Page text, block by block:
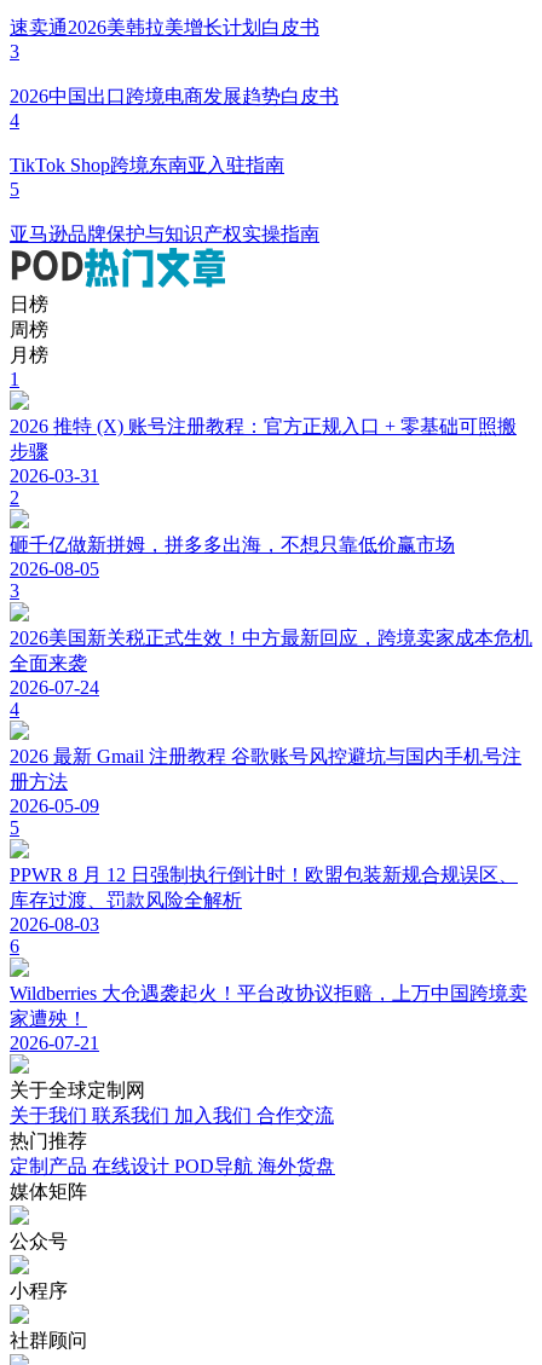
速卖通2026美韩拉美增长计划白皮书
3
2026中国出口跨境电商发展趋势白皮书
4
TikTok Shop跨境东南亚入驻指南
5
亚马逊品牌保护与知识产权实操指南
日榜
周榜
月榜
1
2026 推特 (X) 账号注册教程：官方正规入口 + 零基础可照搬
步骤
2026-03-31
2
砸千亿做新拼姆，拼多多出海，不想只靠低价赢市场
2026-08-05
3
2026美国新关税正式生效！中方最新回应，跨境卖家成本危机
全面来袭
2026-07-24
4
2026 最新 Gmail 注册教程 谷歌账号风控避坑与国内手机号注
册方法
2026-05-09
5
PPWR 8 月 12 日强制执行倒计时！欧盟包装新规合规误区、
库存过渡、罚款风险全解析
2026-08-03
6
Wildberries 大仓遇袭起火！平台改协议拒赔，上万中国跨境卖
家遭殃！
2026-07-21
关于全球定制网
关于我们 联系我们 加入我们 合作交流
热门推荐
定制产品 在线设计 POD导航 海外货盘
媒体矩阵
公众号
小程序
社群顾问